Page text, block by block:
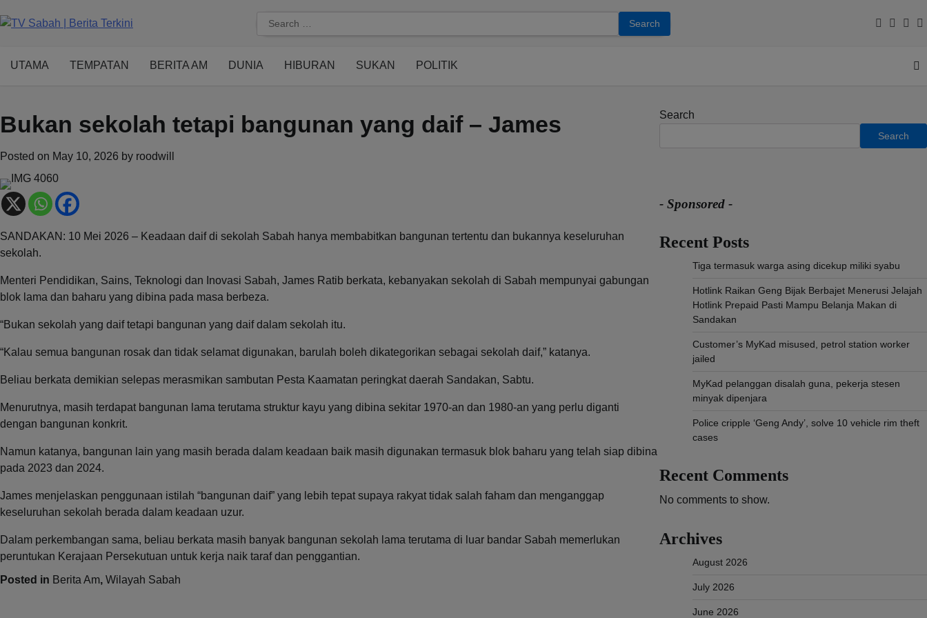
to
Search
for:
Facebook
UTAMA TEMPATAN BERITA AM DUNIA HIBURAN SUKAN POLITIK
Bukan sekolah tetapi bangunan yang daif – James
Posted on May 10, 2026 by roodwill
SANDAKAN: 10 Mei 2026 – Keadaan daif di sekolah Sabah hanya membabitkan bangunan tertentu dan bukannya keseluruhan
sekolah.
Menteri Pendidikan, Sains, Teknologi dan Inovasi Sabah, James Ratib berkata, kebanyakan sekolah di Sabah mempunyai gabungan
blok lama dan baharu yang dibina pada masa berbeza.
“Bukan sekolah yang daif tetapi bangunan yang daif dalam sekolah itu.
“Kalau semua bangunan rosak dan tidak selamat digunakan, barulah boleh dikategorikan sebagai sekolah daif,” katanya.
Beliau berkata demikian selepas merasmikan sambutan Pesta Kaamatan peringkat daerah Sandakan, Sabtu.
Menurutnya, masih terdapat bangunan lama terutama struktur kayu yang dibina sekitar 1970-an dan 1980-an yang perlu diganti
dengan bangunan konkrit.
Namun katanya, bangunan lain yang masih berada dalam keadaan baik masih digunakan termasuk blok baharu yang telah siap dibina
pada 2023 dan 2024.
James menjelaskan penggunaan istilah “bangunan daif” yang lebih tepat supaya rakyat tidak salah faham dan menganggap
keseluruhan sekolah berada dalam keadaan uzur.
Dalam perkembangan sama, beliau berkata masih banyak bangunan sekolah lama terutama di luar bandar Sabah memerlukan
peruntukan Kerajaan Persekutuan untuk kerja naik taraf dan penggantian.
Posted in Berita Am, Wilayah Sabah
Search
Search
- Sponsored -
Recent Posts
Tiga termasuk warga asing dicekup miliki syabu
Hotlink Raikan Geng Bijak Berbajet Menerusi Jelajah
Hotlink Prepaid Pasti Mampu Belanja Makan di
Sandakan
Customer’s MyKad misused, petrol station worker
jailed
MyKad pelanggan disalah guna, pekerja stesen
minyak dipenjara
Police cripple ‘Geng Andy’, solve 10 vehicle rim theft
cases
Recent Comments
No comments to show.
Archives
August 2026
July 2026
June 2026